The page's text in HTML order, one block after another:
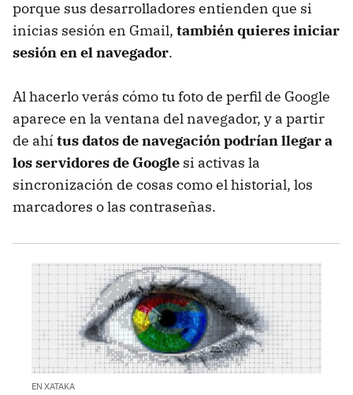
porque sus desarrolladores entienden que si
inicias sesión en Gmail, también quieres iniciar
sesión en el navegador.
Al hacerlo verás cómo tu foto de perfil de Google
aparece en la ventana del navegador, y a partir
de ahí tus datos de navegación podrían llegar a
los servidores de Google si activas la
sincronización de cosas como el historial, los
marcadores o las contraseñas.
EN XATAKA